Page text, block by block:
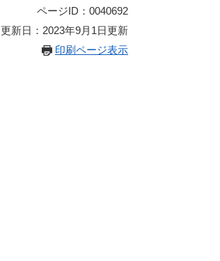
ページID：0040692
更新日：2023年9月1日更新
印刷ページ表示